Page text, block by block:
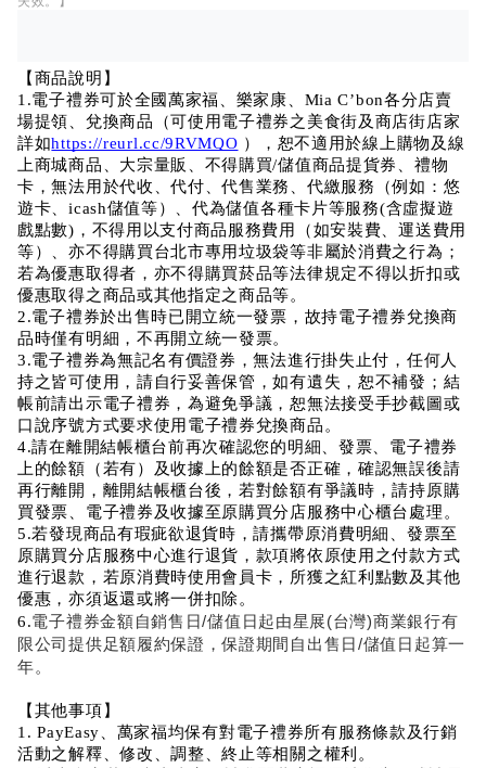
【商品說明】
1.電子禮券可於全國萬家福、樂家康、Mia C’bon各分店賣
場提領、兌換商品（可使用電子禮券之美食街及商店街店家
詳如https://reurl.cc/9RVMQO ），恕不適用於線上購物及線
上商城商品、大宗量販、不得購買/儲值商品提貨券、禮物
卡，無法用於代收、代付、代售業務、代繳服務（例如：悠
遊卡、icash儲值等）、代為儲值各種卡片等服務(含虛擬遊
戲點數)，不得用以支付商品服務費用（如安裝費、運送費用
等）、亦不得購買台北市專用垃圾袋等非屬於消費之行為；
若為優惠取得者，亦不得購買菸品等法律規定不得以折扣或
優惠取得之商品或其他指定之商品等。
2.電子禮券於出售時已開立統一發票，故持電子禮券兌換商
品時僅有明細，不再開立統一發票。
3.電子禮券為無記名有價證券，無法進行掛失止付，任何人
持之皆可使用，請自行妥善保管，如有遺失，恕不補發；結
帳前請出示電子禮券，為避免爭議，恕無法接受手抄截圖或
口說序號方式要求使用電子禮券兌換商品。
4.請在離開結帳櫃台前再次確認您的明細、發票、電子禮券
上的餘額（若有）及收據上的餘額是否正確，確認無誤後請
再行離開，離開結帳櫃台後，若對餘額有爭議時，請持原購
買發票、電子禮券及收據至原購買分店服務中心櫃台處理。
5.若發現商品有瑕疵欲退貨時，請攜帶原消費明細、發票至
原購買分店服務中心進行退貨，款項將依原使用之付款方式
進行退款，若原消費時使用會員卡，所獲之紅利點數及其他
優惠，亦須返還或將一併扣除。
6.電子禮券金額自銷售日/儲值日起由星展(台灣)商業銀行有
限公司提供足額履約保證，保證期間自出售日/儲值日起算一
年。
【其他事項】
1. PayEasy、萬家福均保有對電子禮券所有服務條款及行銷
活動之解釋、修改、調整、終止等相關之權利。